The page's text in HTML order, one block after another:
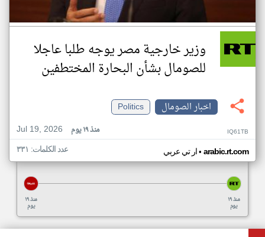
وزير خارجية مصر يوجه طلبا عاجلا
للصومال بشأن البحارة المختطفين
اخبار الصومال
Politics
Jul 19, 2026
منذ ١٩ يوم IQ61TB
ار تي عربي• arabic.rt.com عدد الكلمات: ٣٣١
منذ ١٩
يوم
منذ ١٩
يوم